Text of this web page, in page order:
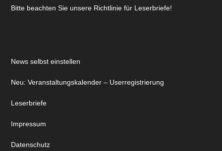
Bitte beachten Sie unsere Richtlinie für Leserbriefe!
News selbst einstellen
Neu: Veranstaltungskalender – Userregistrierung
Leserbriefe
Impressum
Datenschutz